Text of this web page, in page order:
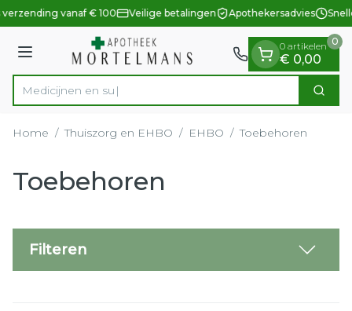
Ga naar de inhoud
1 van 1vanaf € 100 Veilige betalingen Apothekersadvies
Menu
Product, merk, categorie... Zoek
0 artikelen
€ 0,00
0
Home / Thuiszorg en EHBO / EHBO / Toebehoren
Toebehoren
Filteren